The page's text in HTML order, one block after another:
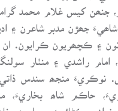
جنھن کيس غلام محمد
شاھيءَ جھڙن مدبر شاعرن ۽
۽ ڪچھريون ڪرايون. ان
امام راشدي ۽ منٺار
نوڪريءَ منجھ سندس
حاڪم شاھ بخاريءَ،
نواز رڪڻائيءَ ۽ احمد